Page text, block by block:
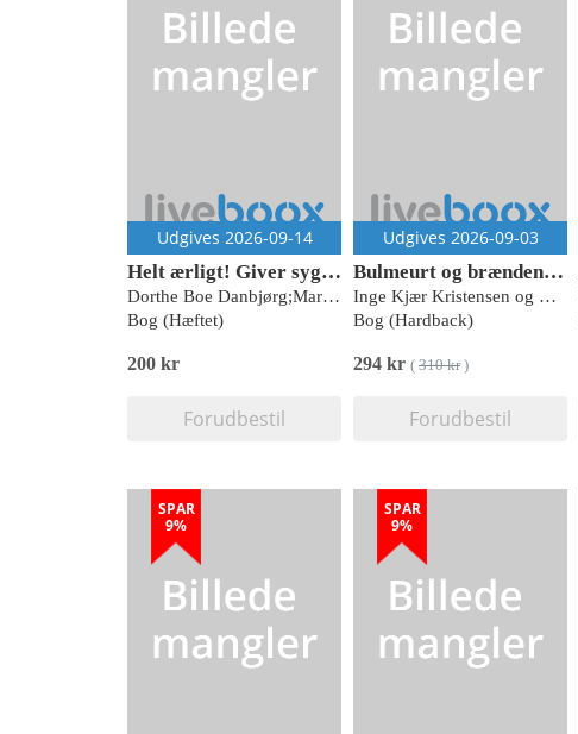
Udgives 2026-09-14
Helt ærligt! Giver sygeplejeforskning bedre sygepleje?
Dorthe Boe Danbjørg;Mari Holen;Astrid Elkjær Sørensen;Hanne Mainz;Helle Timm;Jette Joost Michaelsen;Karin Anna Petersen;Kristian Larsen;Mette Grønkjær;Rikke Jørgensen;Siri Lygum Voldbjerg;Helle Ploug Hansen
Bog (Hæftet)
200 kr
Forudbestil
Udgives 2026-09-03
Bulmeurt og brændenælder
Inge Kjær Kristensen og Mette Kjær
Bog (Hardback)
294 kr ( 310 kr)
Forudbestil
SPAR
9%
SPAR
9%